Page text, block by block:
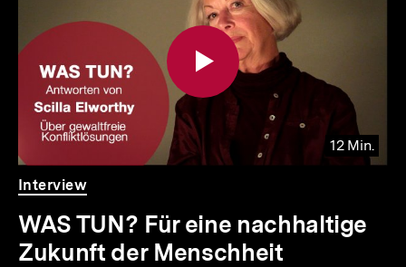
12 Min.
Video
Dauer
12
Min.
Interview
WAS TUN? Für eine nachhaltige
Zukunft der Menschheit